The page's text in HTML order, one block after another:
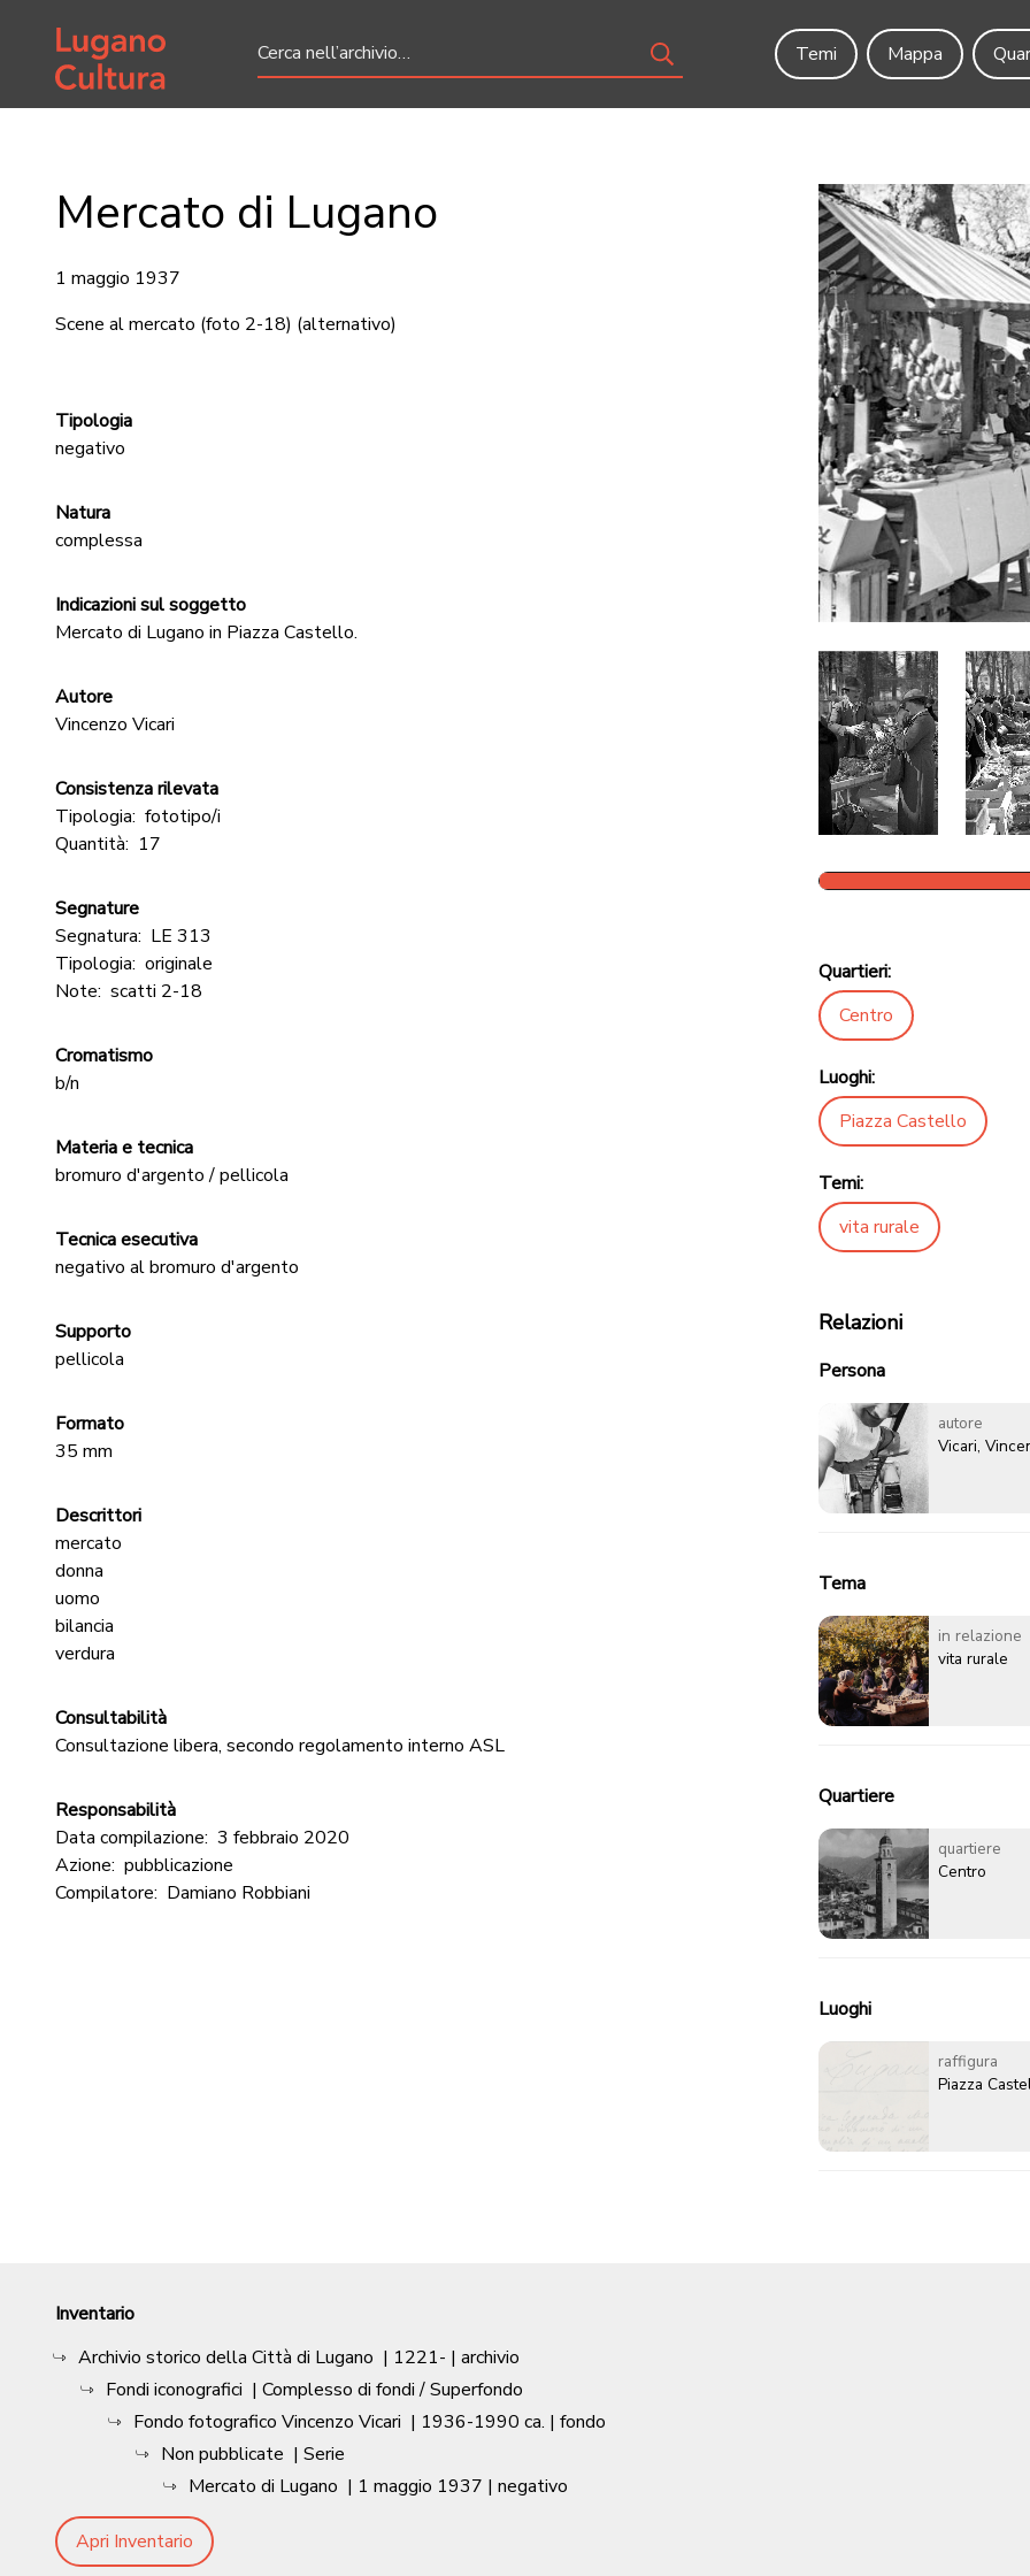
Home page
Temi
Mappa
Mercato di Lugano
1 maggio 1937
Scene al mercato (foto 2-18) (alternativo)
Tipologia
negativo
Natura
complessa
Indicazioni sul soggetto
Mercato di Lugano in Piazza Castello.
Autore
Vincenzo Vicari
Consistenza rilevata
Tipologia: fototipo/i
Quantità: 17
Segnature
Segnatura: LE 313
Tipologia: originale
Note: scatti 2-18
Cromatismo
b/n
Materia e tecnica
bromuro d'argento / pellicola
Tecnica esecutiva
negativo al bromuro d'argento
Supporto
pellicola
Formato
35 mm
Descrittori
mercato
donna
uomo
bilancia
verdura
Consultabilità
Consultazione libera, secondo regolamento interno ASL
Responsabilità
Data compilazione: 3 febbraio 2020
Azione: pubblicazione
Compilatore: Damiano Robbiani
Quartieri:
Centro
Luoghi:
Piazza Castello
Temi:
vita rurale
Relazioni
Persona
autore
Vicari,
Tema
in relazione
vita rurale
Quartiere
quartiere
Centro
Luoghi
raffigura
Piazza
Inventario
Archivio storico della Città di Lugano | 1221- | archivio
Fondi iconografici | Complesso di fondi / Superfondo
Fondo fotografico Vincenzo Vicari | 1936-1990 ca. | fondo
Non pubblicate | Serie
Mercato di Lugano | 1 maggio 1937 | negativo
Apri Inventario